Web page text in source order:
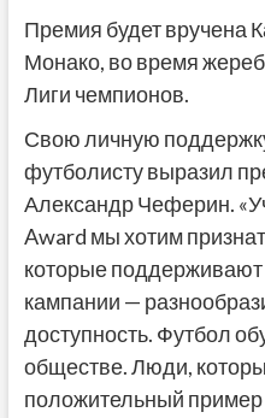
Премия будет вручена
Монако, во время
Лиги чемпионов.
Свою личную
футболисту выразил
Александр Чеферин.
Award мы хотим
которые
кампании —
доступность. Футбол
обществе. Люди,
положительный